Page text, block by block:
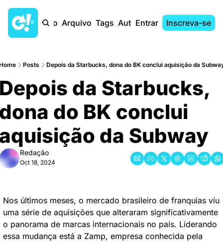
Início Arquivo Tags AutoresEntrar Inscreva-se
Posts Depois da Starbucks, dona do BK conclui aquisição da
da Starbucks,
do BK conclui
da Subway
Redação
Oct 18, 2024
Nos últimos meses, o mercado brasileiro de franquias viu
uma série de aquisições que alteraram significativamente
o panorama de marcas internacionais no país. Liderando
essa mudança está a Zamp, empresa conhecida pela